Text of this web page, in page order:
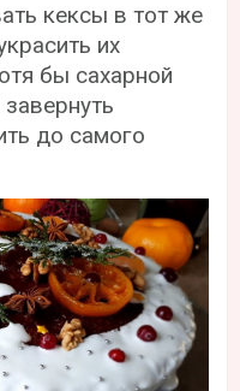
кексы в тот же
их
бы сахарной
до самого